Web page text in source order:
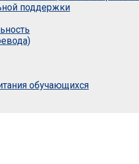
поддержки
обучающихся